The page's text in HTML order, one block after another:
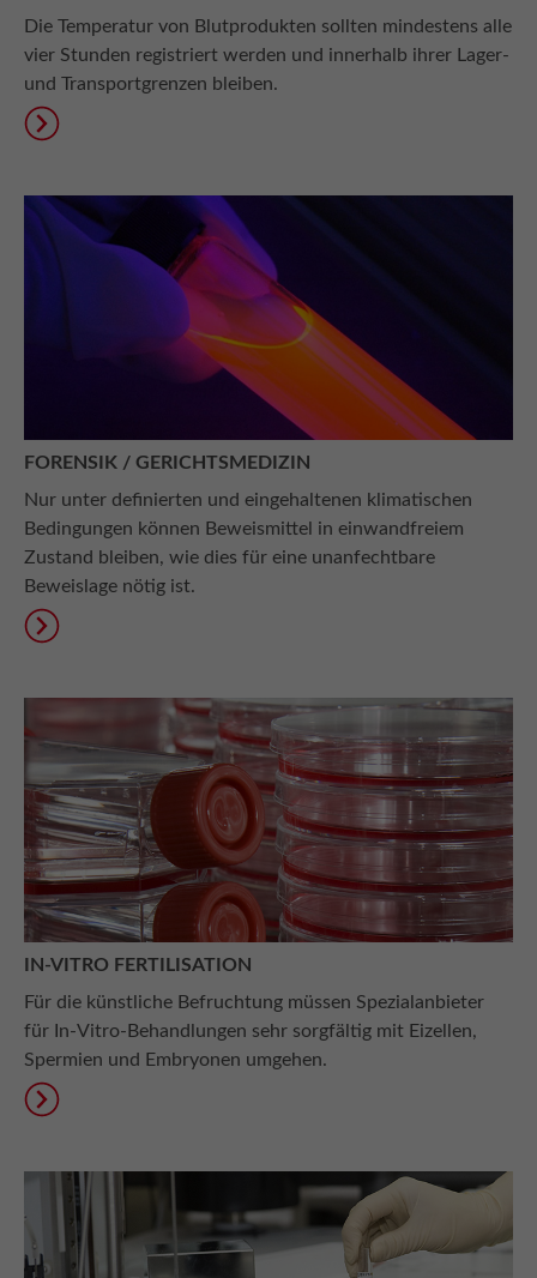
Die Temperatur von Blutprodukten sollten mindestens alle
vier Stunden registriert werden und innerhalb ihrer Lager-
und Transportgrenzen bleiben.
FORENSIK / GERICHTSMEDIZIN
Nur unter definierten und eingehaltenen klimatischen
Bedingungen können Beweismittel in einwandfreiem
Zustand bleiben, wie dies für eine unanfechtbare
Beweislage nötig ist.
IN-VITRO FERTILISATION
Für die künstliche Befruchtung müssen Spezialanbieter
für In-Vitro-Behandlungen sehr sorgfältig mit Eizellen,
Spermien und Embryonen umgehen.